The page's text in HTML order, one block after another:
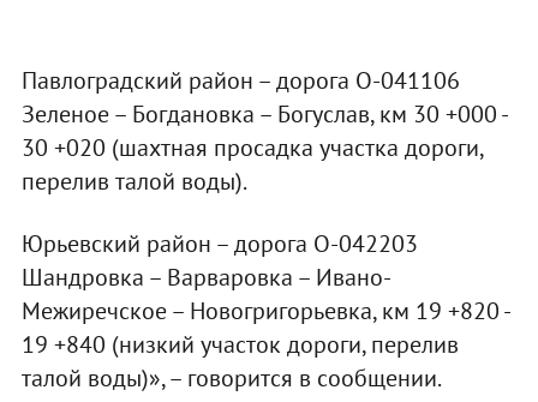
Павлоградский район – дорога О-041106
Зеленое – Богдановка – Богуслав, км 30 +000 -
30 +020 (шахтная просадка участка дороги,
перелив талой воды).
Юрьевский район – дорога О-042203
Шандровка – Варваровка – Ивано-
Межиречское – Новогригорьевка, км 19 +820 -
19 +840 (низкий участок дороги, перелив
талой воды)», – говорится в сообщении.